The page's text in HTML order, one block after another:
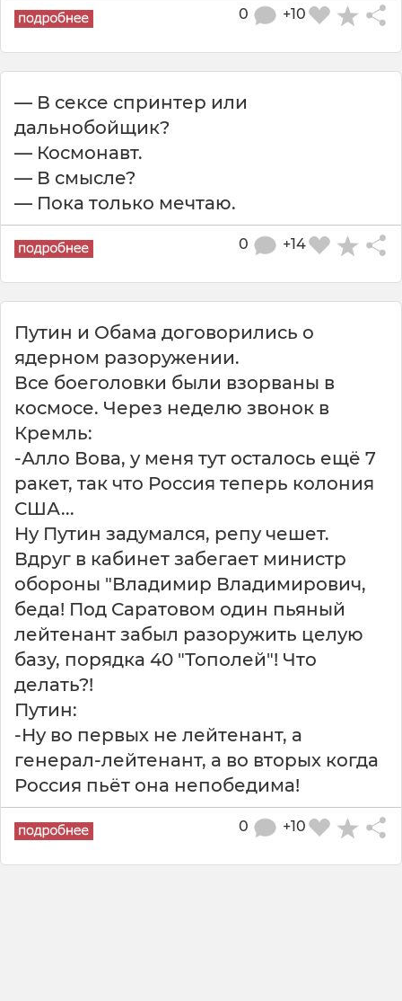
+10
0
— В сексе спринтер или
дальнобойщик?
— Космонавт.
— В смысле?
— Пока только мечтаю.
+14
0
Путин и Обама договорились о
ядерном разоружении.
Все боеголовки были взорваны в
космосе. Через неделю звонок в
Кремль:
-Алло Вова, у меня тут осталось ещё 7
ракет, так что Россия теперь колония
США...
Ну Путин задумался, репу чешет.
Вдруг в кабинет забегает министр
обороны "Владимир Владимирович,
беда! Под Саратовом один пьяный
лейтенант забыл разоружить целую
базу, порядка 40 "Тополей"! Что
делать?!
Путин:
-Ну во первых не лейтенант, а
генерал-лейтенант, а во вторых когда
Россия пьёт она непобедима!
+10
0